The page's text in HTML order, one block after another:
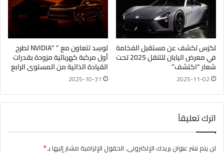
لكزس تكشف عن مستقبل الفخامة
في معرض اليابان للتنقل 2025 تحت
شعار “اكتشف”
2025-11-02
لوسِد تتعاون مع ” “NVIDIA لطرح
أول مركبة كهربائية مزودة بقدرات
القيادة الذاتية من المستوى الرابع
2025-10-31
اترك تعليقاً
لن يتم نشر عنوان بريدك الإلكتروني.الحقول الإلزامية مشار إليها بـ*